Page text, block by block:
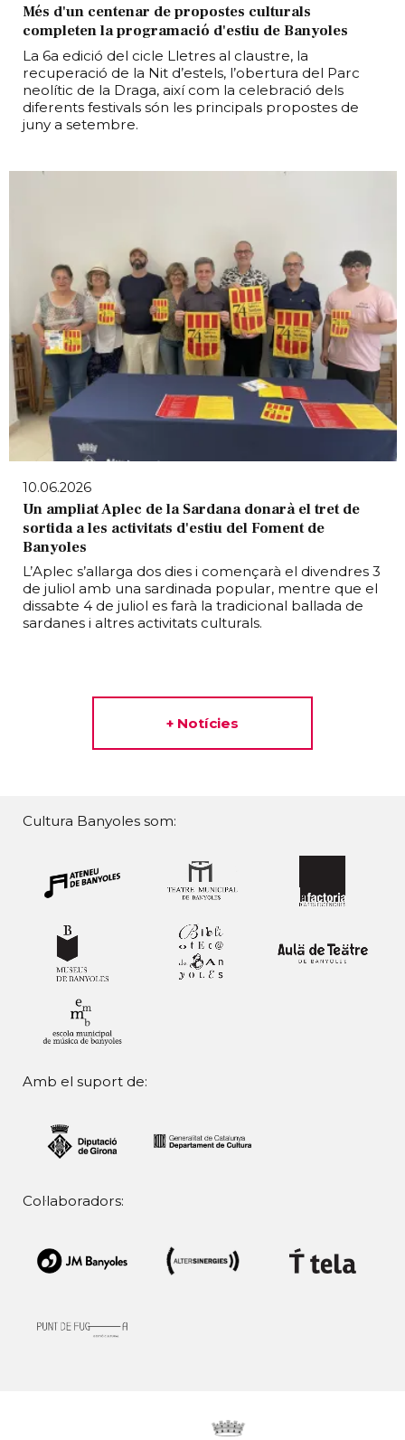
Més d'un centenar de propostes culturals
completen la programació d'estiu de Banyoles
La 6a edició del cicle Lletres al claustre, la
recuperació de la Nit d’estels, l’obertura del Parc
neolític de la Draga, així com la celebració dels
diferents festivals són les principals propostes de
juny a setembre.
10.06.2026
Un ampliat Aplec de la Sardana donarà el tret de
sortida a les activitats d'estiu del Foment de
Banyoles
L’Aplec s’allarga dos dies i començarà el divendres 3
de juliol amb una sardinada popular, mentre que el
dissabte 4 de juliol es farà la tradicional ballada de
sardanes i altres activitats culturals.
+ Notícies
Cultura Banyoles som:
Amb el suport de:
Col·laboradors: